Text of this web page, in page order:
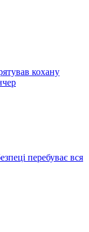
кохану
перебуває вся